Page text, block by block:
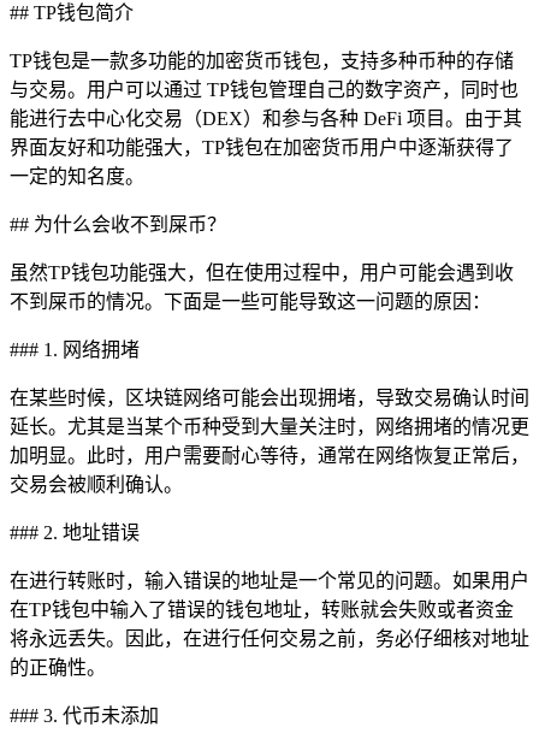
## TP钱包简介
TP钱包是一款多功能的加密货币钱包，支持多种币种的存储
与交易。用户可以通过 TP钱包管理自己的数字资产，同时也
能进行去中心化交易（DEX）和参与各种 DeFi 项目。由于其
界面友好和功能强大，TP钱包在加密货币用户中逐渐获得了
一定的知名度。
## 为什么会收不到屎币？
虽然TP钱包功能强大，但在使用过程中，用户可能会遇到收
不到屎币的情况。下面是一些可能导致这一问题的原因：
### 1. 网络拥堵
在某些时候，区块链网络可能会出现拥堵，导致交易确认时间
延长。尤其是当某个币种受到大量关注时，网络拥堵的情况更
加明显。此时，用户需要耐心等待，通常在网络恢复正常后，
交易会被顺利确认。
### 2. 地址错误
在进行转账时，输入错误的地址是一个常见的问题。如果用户
在TP钱包中输入了错误的钱包地址，转账就会失败或者资金
将永远丢失。因此，在进行任何交易之前，务必仔细核对地址
的正确性。
### 3. 代币未添加